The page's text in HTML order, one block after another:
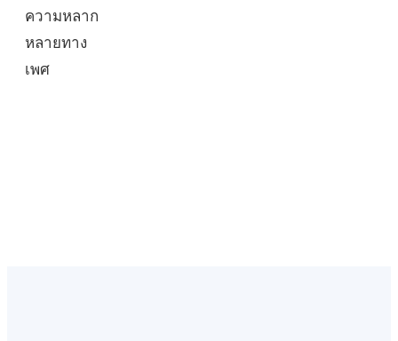
ความหลาก
หลายทาง
เพศ